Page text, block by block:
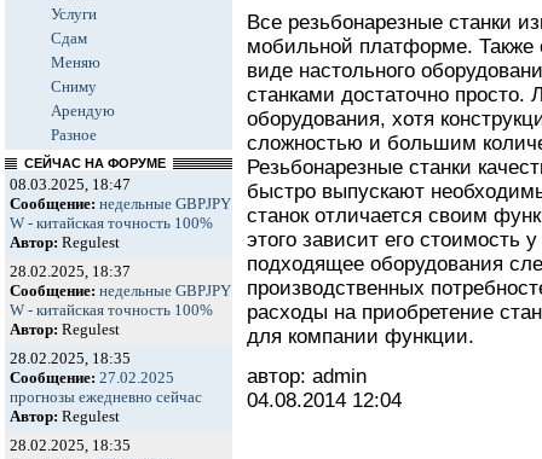
Услуги
Сдам
Меняю
Сниму
Арендую
Разное
СЕЙЧАС НА ФОРУМЕ
08.03.2025, 18:47
Сообщение: недельные GBPJPY
W - китайская точность 100%
Автор: Regulest
28.02.2025, 18:37
Сообщение: недельные GBPJPY
W - китайская точность 100%
Автор: Regulest
28.02.2025, 18:35
Сообщение: 27.02.2025
прогнозы ежедневно сейчас
Автор: Regulest
28.02.2025, 18:35
Все резьбонарезные станки
мобильной платформе. Также
виде настольного
станками достаточно просто.
оборудования, хотя
сложностью и большим
Резьбонарезные станки
быстро выпускают
станок отличается своим
этого зависит его стоимость
подходящее оборудования
производственных
расходы на приобретение
для компании функции.
автор: admin
04.08.2014 12:04